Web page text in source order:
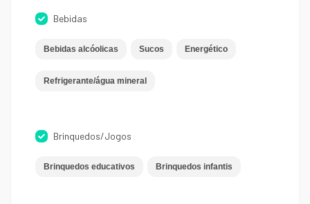
Bebidas
Bebidas alcóolicas Sucos Energético
Refrigerante/água mineral
Brinquedos/Jogos
Brinquedos educativos Brinquedos infantis